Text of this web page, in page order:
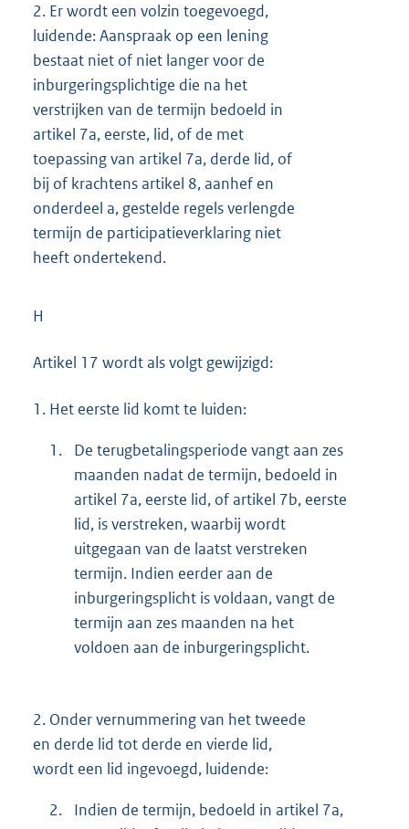
2. Er wordt een volzin toegevoegd,
luidende: Aanspraak op een lening
bestaat niet of niet langer voor de
inburgeringsplichtige die na het
verstrijken van de termijn bedoeld in
artikel 7a, eerste, lid, of de met
toepassing van artikel 7a, derde lid, of
bij of krachtens artikel 8, aanhef en
onderdeel a, gestelde regels verlengde
termijn de participatieverklaring niet
heeft ondertekend.
H
Artikel 17 wordt als volgt gewijzigd:
1. Het eerste lid komt te luiden:
1.
De terugbetalingsperiode vangt aan zes
maanden nadat de termijn, bedoeld in
artikel 7a, eerste lid, of artikel 7b, eerste
lid, is verstreken, waarbij wordt
uitgegaan van de laatst verstreken
termijn. Indien eerder aan de
inburgeringsplicht is voldaan, vangt de
termijn aan zes maanden na het
voldoen aan de inburgeringsplicht.
2. Onder vernummering van het tweede
en derde lid tot derde en vierde lid,
wordt een lid ingevoegd, luidende:
2.
Indien de termijn, bedoeld in artikel 7a,